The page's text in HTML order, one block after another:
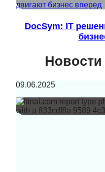
DocSym: IT
09.06.2025